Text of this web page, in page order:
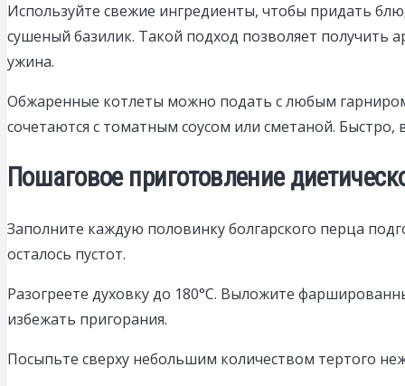
Используйте свежие ингредиенты, чтобы придать
сушеный базилик. Такой подход позволяет получить
ужина.
Обжаренные котлеты можно подать с любым
сочетаются с томатным соусом или сметаной.
Пошаговое приготовление
Заполните каждую половинку болгарского перца
осталось пустот.
Разогреете духовку до 180°C. Выложите
избежать пригорания.
Посыпьте сверху небольшим количеством тертого